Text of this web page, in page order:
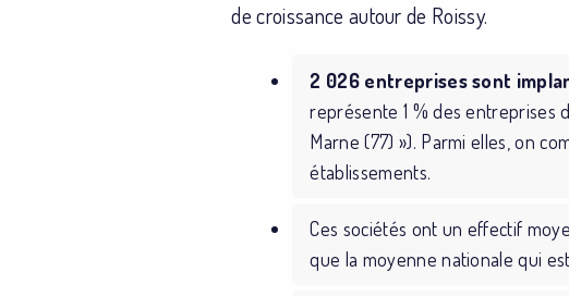
de croissance autour de Roissy.
2 026 entreprises sont
représente 1 % des entreprises
Marne (77) »). Parmi elles, on
établissements.
Ces sociétés ont un effectif
que la moyenne nationale qui